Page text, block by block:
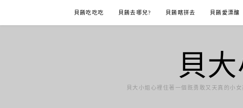
content
貝餚吃吃吃 貝餚去哪兒? 貝餚瞎拼去 貝餚愛漂釀
貝
貝大小姐心裡住著一個既勇敢又天真的小